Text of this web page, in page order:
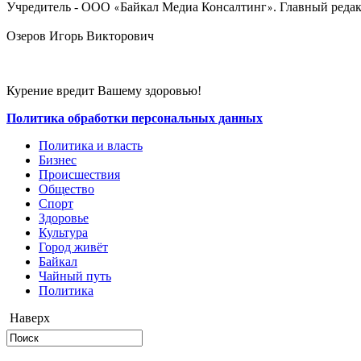
Учредитель - ООО «Байкал Медиа Консалтинг». Главный
Озеров Игорь Викторович
Курение вредит Вашему здоровью!
Политика обработки персональных данных
Политика и власть
Бизнес
Происшествия
Общество
Cпорт
Здоровье
Культура
Город живёт
Байкал
Чайный путь
Политика
Наверх